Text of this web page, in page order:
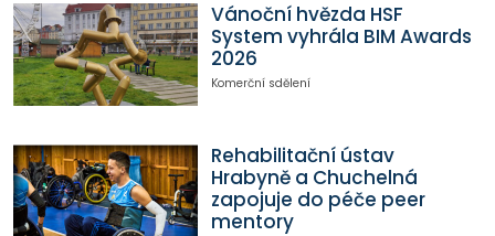
Vánoční hvězda HSF
System vyhrála BIM Awards
2026
Komerční sdělení
Rehabilitační ústav
Hrabyně a Chuchelná
zapojuje do péče peer
mentory